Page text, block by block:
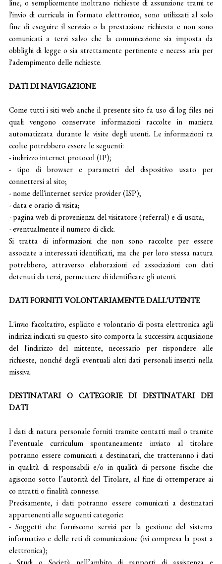
line, o semplicemente inoltrano richieste di assunzione trami te
l'invio di curricula in formato elettronico, sono utilizzati al solo
fine di eseguire il servizio o la prestazione richiesta e non sono
comunicati a terzi salvo che la comunicazione sia imposta da
obblighi di legge o sia strettamente pertinente e necess aria per
l'adempimento delle richieste.
DATI DI NAVIGAZIONE
Come tutti i siti web anche il presente sito fa uso di log files nei
quali vengono conservate informazioni raccolte in maniera
automatizzata durante le visite degli utenti. Le informazioni ra
ccolte potrebbero essere le seguenti:
- indirizzo internet protocol (IP);
- tipo di browser e parametri del dispositivo usato per
connettersi al sito;
- nome dell'internet service provider (ISP);
- data e orario di visita;
- pagina web di provenienza del visitatore (referral) e di uscita;
- eventualmente il numero di click.
Si tratta di informazioni che non sono raccolte per essere
associate a interessati identificati, ma che per loro stessa natura
potrebbero, attraverso elaborazioni ed associazioni con dati
detenuti da terzi, permettere di identificare gli utenti.
DATI FORNITI VOLONTARIAMENTE DALL'UTENTE
L'invio facoltativo, esplicito e volontario di posta elettronica agli
indirizzi indicati su questo sito comporta la successiva acquisizione
del l'indirizzo del mittente, necessario per rispondere alle
richieste, nonché degli eventuali altri dati personali inseriti nella
missiva.
DESTINATARI O CATEGORIE DI DESTINATARI DEI
DATI
I dati di natura personale forniti tramite contatti mail o tramite
l’eventuale curriculum spontaneamente inviato al titolare
potranno essere comunicati a destinatari, che tratteranno i dati
in qualità di responsabili e/o in qualità di persone fisiche che
agiscono sotto l’autorità del Titolare, al fine di ottemperare ai
co ntratti o finalità connesse.
Precisamente, i dati potranno essere comunicati a destinatari
appartenenti alle seguenti categorie:
- Soggetti che forniscono servizi per la gestione del sistema
informativo e delle reti di comunicazione (ivi compresa la post a
elettronica);